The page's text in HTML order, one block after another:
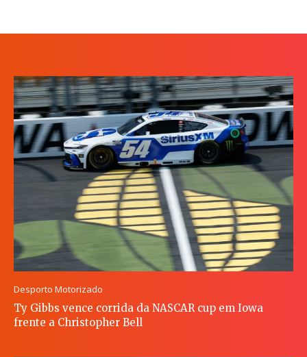
Desporto Motorizado
Ty Gibbs vence corrida da NASCAR cup em Iowa
frente a Christopher Bell